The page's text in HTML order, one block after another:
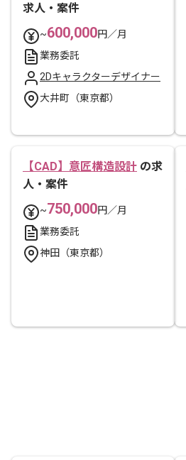
求人・案件
~600,000円／月
業務委託
2Dキャラクターデザイナー
大井町（東京都）
【CAD】意匠構造設計 の求
人・案件
~750,000円／月
業務委託
神田（東京都）